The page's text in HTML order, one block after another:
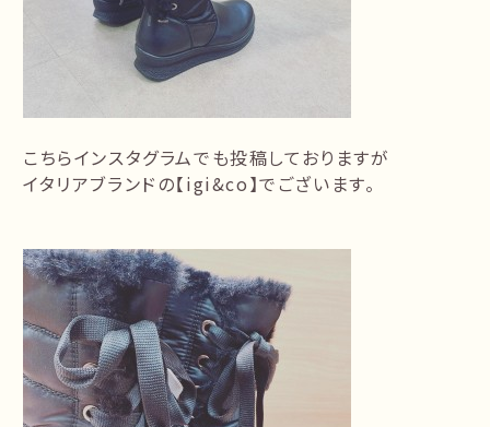
こちらインスタグラムでも投稿しておりますが
イタリアブランドの【igi&co】でございます。